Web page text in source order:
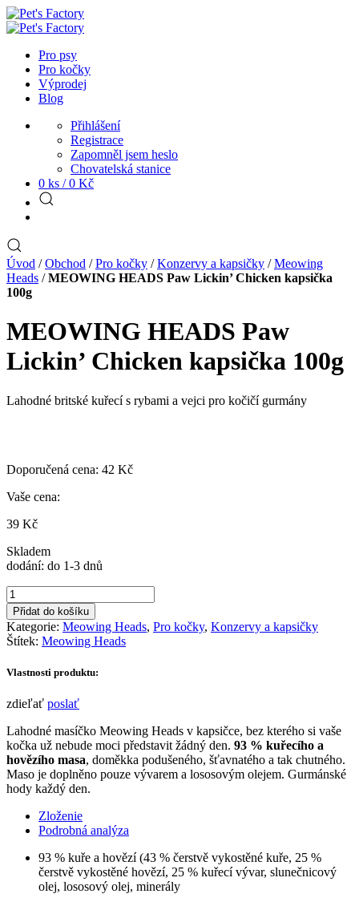
Pro psy
Pro kočky
Výprodej
Blog
Přihlášení
Registrace
Zapomněl jsem heslo
Chovatelská stanice
0 ks / 0 Kč
Úvod /Obchod /Pro kočky /Konzervy a kapsičky /Meowing
Heads /MEOWING HEADS Paw Lickin’ Chicken kapsička
100g
MEOWING HEADS Paw
Lickin’ Chicken kapsička 100g
Lahodné britské kuřecí s rybami a vejci pro kočičí gurmány
Doporučená cena: 42 Kč
Vaše cena:
39 Kč
Skladem
dodání: do 1-3 dnů
MEOWING
HEADS
Paw
Lickin’
Chicken
100g
Přidat do košíku
Kategorie: Meowing Heads, Pro kočky, Konzervy a kapsičky
Štítek: Meowing Heads
Vlastnosti produktu:
zdieľať poslať
Lahodné masíčko Meowing Heads v kapsičce, bez kterého si vaše
kočka už nebude moci představit žádný den. 93 % kuřecího a
hovězího masa, doměkka podušeného, šťavnatého a tak chutného.
Maso je doplněno pouze vývarem a lososovým olejem. Gurmánské
hody každý den.
Zloženie
Podrobná analýza
93 % kuře a hovězí (43 % čerstvě vykostěné kuře, 25 %
čerstvě vykostěné hovězí, 25 % kuřecí vývar, slunečnicový
olej, lososový olej, minerály